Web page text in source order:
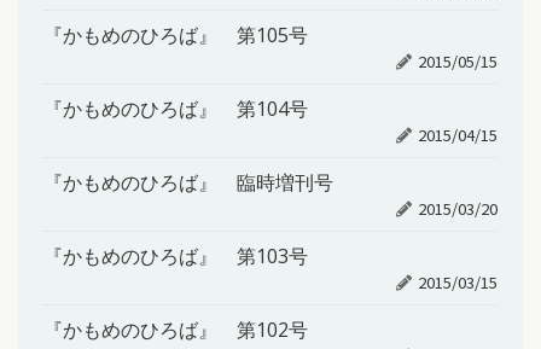
『かもめのひろば』 第105号
2015/05/15
『かもめのひろば』 第104号
2015/04/15
『かもめのひろば』 臨時増刊号
2015/03/20
『かもめのひろば』 第103号
2015/03/15
『かもめのひろば』 第102号